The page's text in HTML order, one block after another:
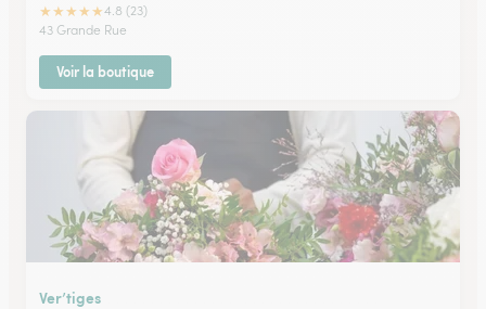
★★★★★4.8 (23)
43 Grande Rue
Voir la boutique
Ver’tiges